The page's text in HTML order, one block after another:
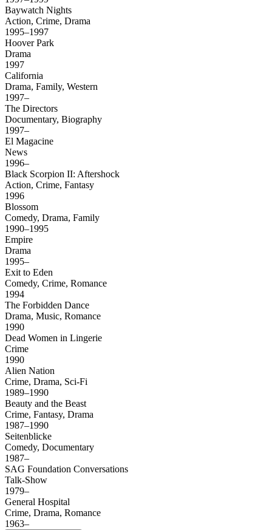
Baywatch Nights
Action, Crime, Drama
1995–1997
Hoover Park
Drama
1997
California
Drama, Family, Western
1997–
The Directors
Documentary, Biography
1997–
El Magacine
News
1996–
Black Scorpion II: Aftershock
Action, Crime, Fantasy
1996
Blossom
Comedy, Drama, Family
1990–1995
Empire
Drama
1995–
Exit to Eden
Comedy, Crime, Romance
1994
The Forbidden Dance
Drama, Music, Romance
1990
Dead Women in Lingerie
Crime
1990
Alien Nation
Crime, Drama, Sci-Fi
1989–1990
Beauty and the Beast
Crime, Fantasy, Drama
1987–1990
Seitenblicke
Comedy, Documentary
1987–
SAG Foundation Conversations
Talk-Show
1979–
General Hospital
Crime, Drama, Romance
1963–